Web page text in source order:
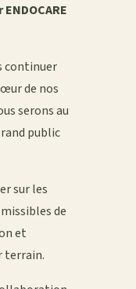
continuer
de nos
serons au
public
sur les
de
et
terrain.